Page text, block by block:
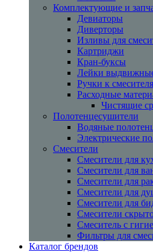
Комплектующие и
Девиаторы
Диверторы
Изливы для
Картриджи
Кран-буксы
Лейки
Ручки к
Расходные
Чистящие
Полотенцесушители
Водяные
Электрические
Смесители
Смесители для
Смесители для
Смесители для
Смесители для
Смесители для
Смесители
Смеситель с
Фильтры для
Каталог брендов